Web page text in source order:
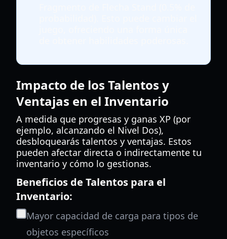
Impacto de los Talentos y
Ventajas en el Inventario
A medida que progresas y ganas XP (por
ejemplo, alcanzando el Nivel Dos),
desbloquearás talentos y ventajas. Estos
pueden afectar directa o indirectamente tu
inventario y cómo lo gestionas.
Beneficios de Talentos para el
Inventario:
Mayor capacidad de carga para tipos de
objetos específicos